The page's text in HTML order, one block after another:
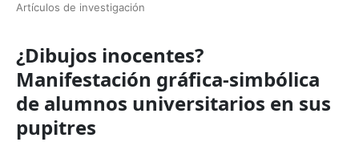
Artículos de investigación
¿Dibujos inocentes?
Manifestación gráfica-simbólica
de alumnos universitarios en sus
pupitres